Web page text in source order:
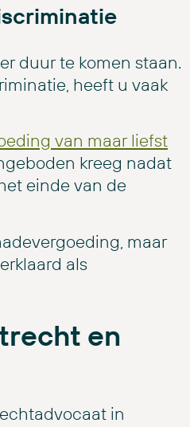
duur te komen staan.
heeft u vaak
van maar liefst
kreeg nadat
einde van de
maar
als
en
in